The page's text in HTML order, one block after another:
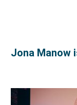
Jona Manow